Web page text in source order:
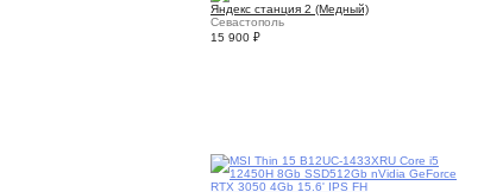
Яндекс станция 2 (Медный)
Севастополь
15 900 ₽